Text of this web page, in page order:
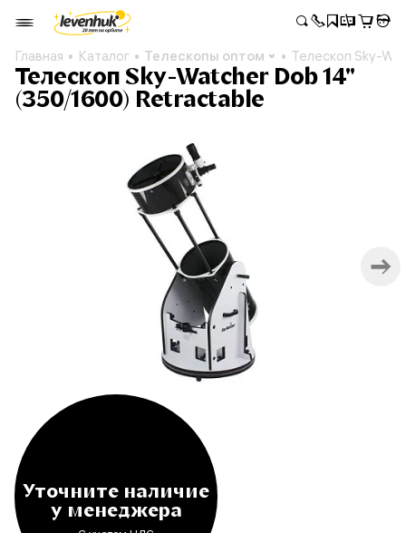
Главная Каталог Телескопы оптом Телескоп Sky-
Телескоп Sky-Watcher Dob 14"
(350/1600) Retractable
Уточните наличие
у менеджера